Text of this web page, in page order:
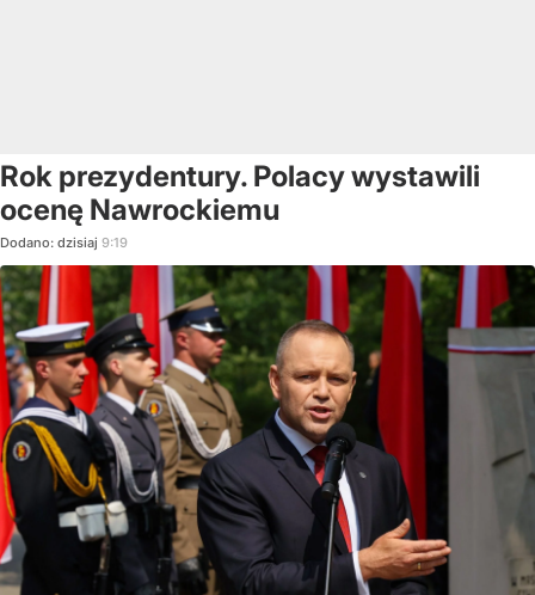
Rok prezydentury. Polacy wystawili
ocenę Nawrockiemu
Dodano: dzisiaj 9:19